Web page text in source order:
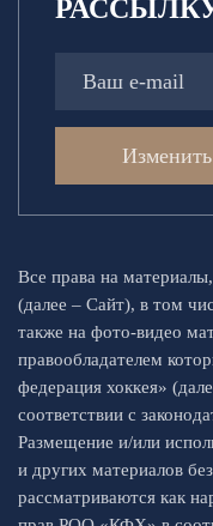
Изменить
Все права на
(далее – Сайт), в том
также на фото-видео
правообладателем
федерация хоккея»
соответствии с
Размещение и/или
и других материалов
рассматриваются как